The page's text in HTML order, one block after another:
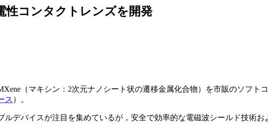
性コンタクトレンズを開発
（マキシン：2次元ナノシート状の遷移金属化合物）を市販のソフ
ス ）。
デバイスが注目を集めているが，安全で効率的な電磁波シールド技術